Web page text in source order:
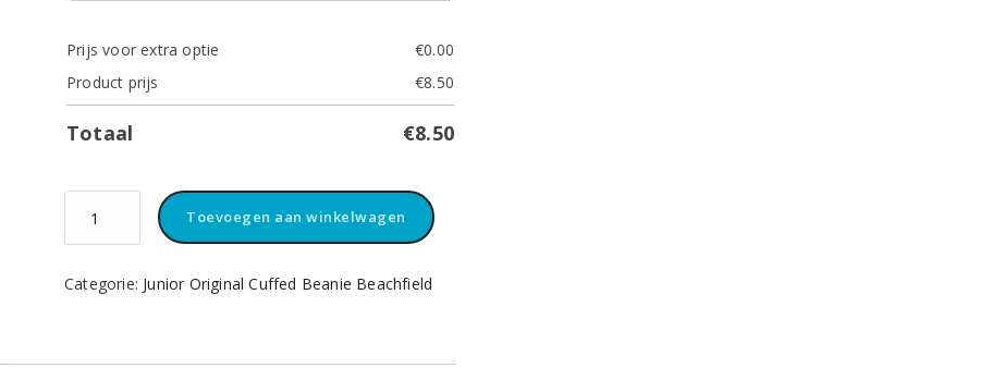
Prijs voor extra optie €0.00
Product prijs
€8.50
Totaal €8.50
Junior
Beanie
Beechfield
Fluorescent
Toevoegen aan winkelwagen
Categorie: Junior Original Cuffed Beanie Beachfield